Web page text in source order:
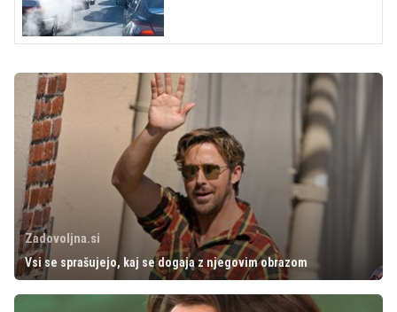
Zadovoljna.si
Vsi se sprašujejo, kaj se dogaja z njegovim obrazom